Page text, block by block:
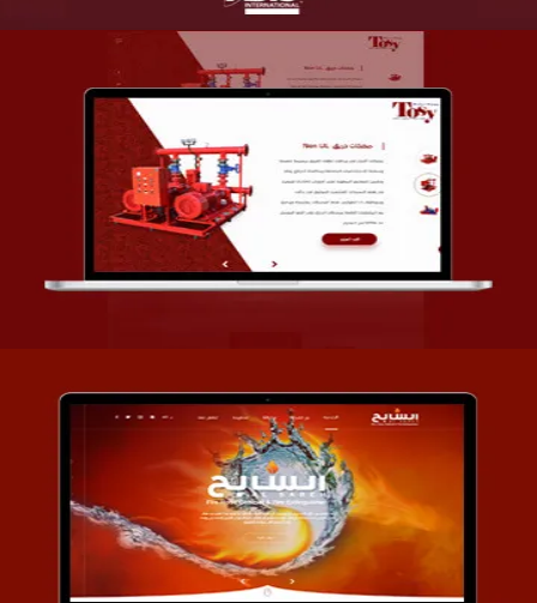
تصميم شركة قمة الأنظمة TOSY
التفاصيل
تصميم موقع السابح للصناعات المعدنية
التفاصيل